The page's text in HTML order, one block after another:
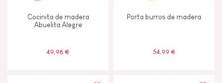
Cocinita de madera
Abuelita Alegre
49,98 €
Porta burros de madera
54,99 €